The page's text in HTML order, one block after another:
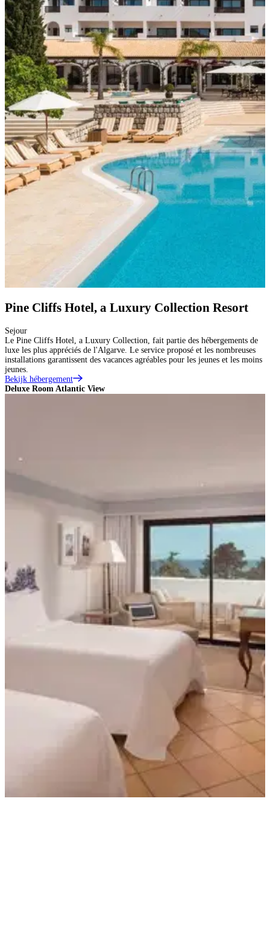
Pine Cliffs Hotel, a Luxury Collection Resort
Sejour
Le Pine Cliffs Hotel, a Luxury Collection, fait partie des hébergements de
luxe les plus appréciés de l'Algarve. Le service proposé et les nombreuses
installations garantissent des vacances agréables pour les jeunes et les moins
jeunes.
Bekijk hébergement
Deluxe Room Atlantic View